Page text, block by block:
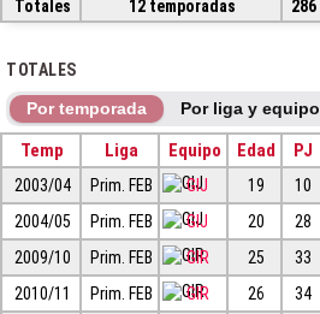
Totales
12 temporadas 286
TOTALES
Por temporada Por liga y equipo
Temp Liga Equipo Edad PJ
2003/04 Prim. FEB GIJ 19 10
2004/05
Prim. FEB GIJ 20 28
2009/10
Prim. FEB GIR 25 33
2010/11
Prim. FEB GIR 26 34